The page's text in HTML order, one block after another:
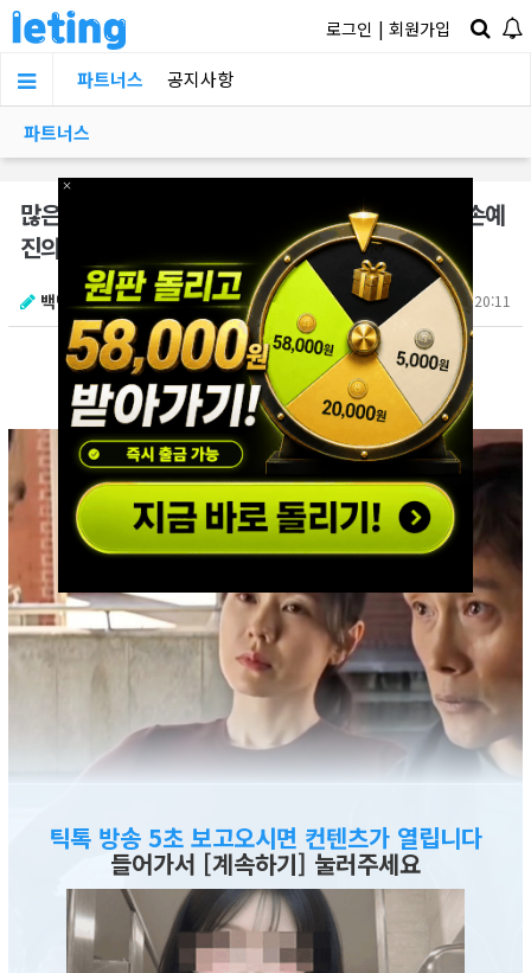
로그인 | 회원가입
파트너스 공지사항
파트너스
많은 남자팬들을 상상할 수 밖에 없게 만들어버린 손예
진의 대담한 패션ㄷㄷㄷ(+고화질 영상)
백만수르 2025.12.01 20:11
틱톡 방송 5초 보고오시면 컨텐츠가 열립니다
들어가서 [계속하기] 눌러주세요
×